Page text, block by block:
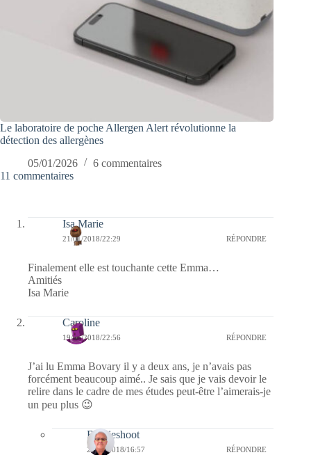
Le laboratoire de poche Allergen Alert révolutionne la
détection des allergènes
05/01/2026
6 commentaires
11 commentaires
Isa Marie
21/01/2018/22:29 RÉPONDRE
Finalement elle est touchante cette Emma…
Amitiés
Isa Marie
Caroline
19/01/2018/22:56 RÉPONDRE
J’ai lu Emma Bovary il y a deux ans, je n’avais pas
forcément beaucoup aimé.. Je sais que je vais devoir le
relire dans le cadre de mes études peut-être l’aimerais-je
un peu plus 😉
Bernieshoot
20/01/2018/16:57 RÉPONDRE